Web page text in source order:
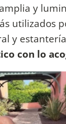
y
utilizados
y
con lo